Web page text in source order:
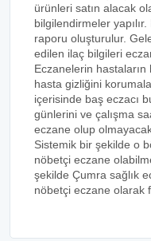
ürünleri satın alacak
bilgilendirmeler
raporu oluşturulur.
edilen ilaç bilgileri
Eczanelerin
hasta gizliğini
içerisinde baş eczacı
günlerini ve çalışma
eczane olup
Sistemik bir şekilde o
nöbetçi eczane
şekilde Çumra sağlık
nöbetçi eczane olarak